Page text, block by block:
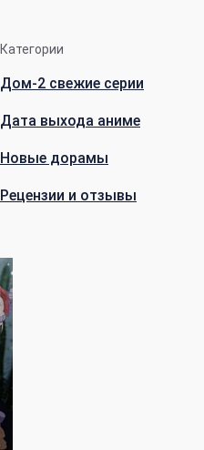
Категории
Дом-2 свежие серии
Дата выхода аниме
Новые дорамы
Рецензии и отзывы